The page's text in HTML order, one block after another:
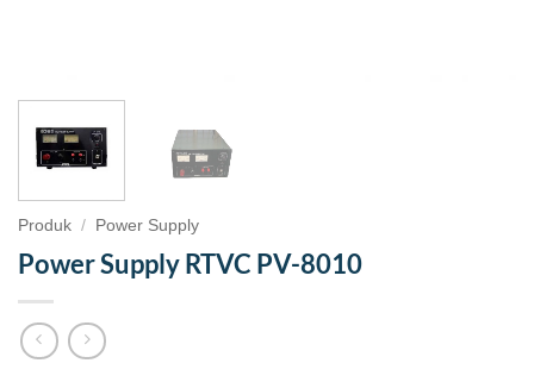
Produk / Power Supply
Power Supply RTVC PV-8010